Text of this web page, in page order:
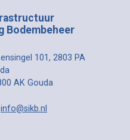
Bodembeheer
101, 2803 PA
AK Gouda
info@sikb.nl